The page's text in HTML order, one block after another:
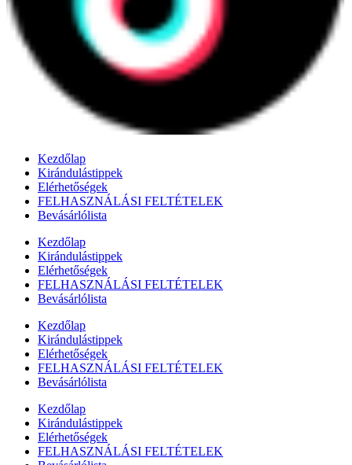
Kezdőlap
Kirándulástippek
Elérhetőségek
FELHASZNÁLÁSI FELTÉTELEK
Bevásárlólista
Kezdőlap
Kirándulástippek
Elérhetőségek
FELHASZNÁLÁSI FELTÉTELEK
Bevásárlólista
Kezdőlap
Kirándulástippek
Elérhetőségek
FELHASZNÁLÁSI FELTÉTELEK
Bevásárlólista
Kezdőlap
Kirándulástippek
Elérhetőségek
FELHASZNÁLÁSI FELTÉTELEK